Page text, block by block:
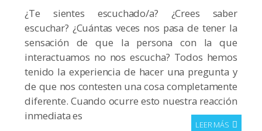
¿Te sientes escuchado/a? ¿Crees saber
escuchar? ¿Cuántas veces nos pasa de tener la
sensación de que la persona con la que
interactuamos no nos escucha? Todos hemos
tenido la experiencia de hacer una pregunta y
de que nos contesten una cosa completamente
diferente. Cuando ocurre esto nuestra reacción
inmediata es
LEER MÁS